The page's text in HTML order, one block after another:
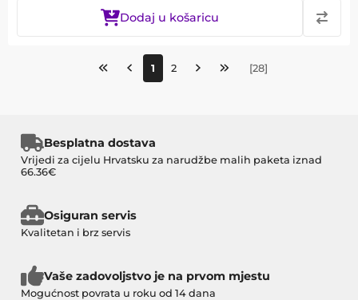
Dodaj u košaricu
1 2 [28]
Besplatna dostava
Vrijedi za cijelu Hrvatsku za narudžbe malih paketa iznad
66.36€
Osiguran servis
Kvalitetan i brz servis
Vaše zadovoljstvo je na prvom mjestu
Mogućnost povrata u roku od 14 dana